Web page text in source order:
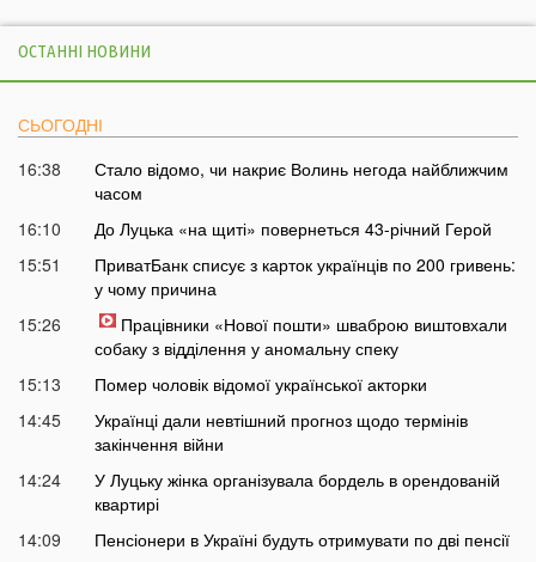
ОСТАННІ НОВИНИ
СЬОГОДНІ
16:38
Стало відомо, чи накриє Волинь негода найближчим
часом
16:10
До Луцька «на щиті» повернеться 43-річний Герой
15:51
ПриватБанк списує з карток українців по 200 гривень:
у чому причина
15:26
Працівники «Нової пошти» шваброю виштовхали
собаку з відділення у аномальну спеку
15:13
Помер чоловік відомої української акторки
14:45
Українці дали невтішний прогноз щодо термінів
закінчення війни
14:24
У Луцьку жінка організувала бордель в орендованій
квартирі
14:09
Пенсіонери в Україні будуть отримувати по дві пенсії